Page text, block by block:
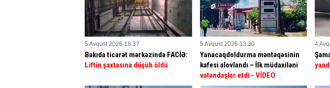
5 Avqust 2026 18:37
Bakıda ticarət mərkəzində FACİƏ:
Liftin şaxtasına düşüb öldü
5 Avqust 2026 13:30
Yanacaqdoldurma məntəqəsinin
kafesi alovlandı – İlk müdaxiləni
vətəndaşlar etdi - VİDEO
4